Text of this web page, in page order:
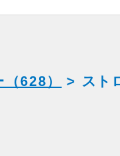
628） > スト